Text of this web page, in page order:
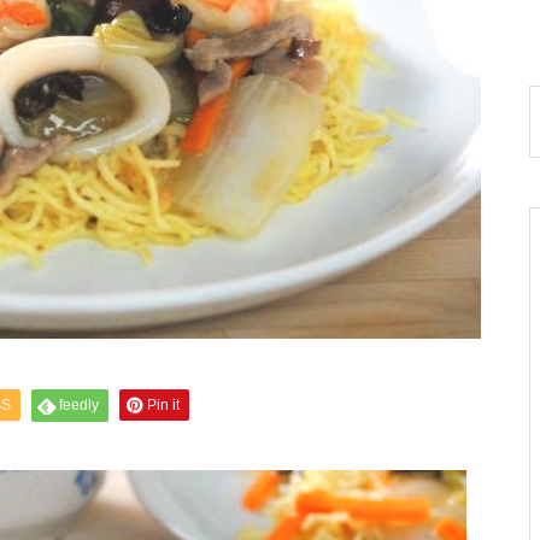
feedly Pin it